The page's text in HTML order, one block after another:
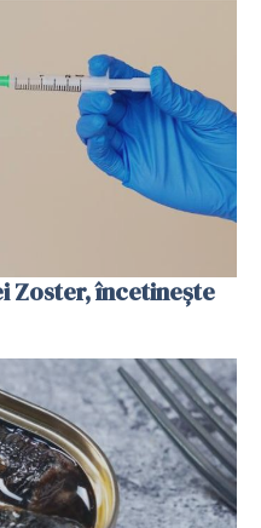
Zoster, încetinește